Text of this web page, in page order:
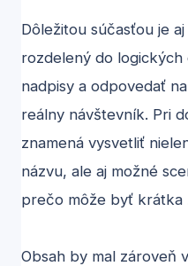
Dôležitou súčasťou je
rozdelený do
nadpisy a odpovedať
reálny návštevník. Pri
znamená vysvetliť
názvu, ale aj možné
prečo môže byť krátka
Obsah by mal zároveň